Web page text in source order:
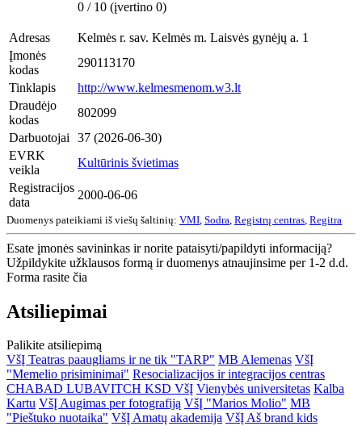
0 / 10 (įvertino 0)
Adresas
Kelmės r. sav. Kelmės m. Laisvės gynėjų a. 1
Įmonės
kodas
290113170
Tinklapis
http://www.kelmesmenom.w3.lt
Draudėjo
kodas
802099
Darbuotojai
37 (2026-06-30)
EVRK
veikla
Kultūrinis švietimas
Registracijos
data
2000-06-06
Duomenys pateikiami iš viešų šaltinių: VMI Sodra Registrų centras Regitra
Esate įmonės savininkas ir norite pataisyti/papildyti informaciją?
Užpildykite užklausos formą ir duomenys atnaujinsime per 1-2 d.d.
Forma rasite čia
Atsiliepimai
Palikite atsiliepimą
VšĮ Teatras paaugliams ir ne tik "TARP" MB Alemenas VšĮ
"Memelio prisiminimai" Resocializacijos ir integracijos centras
CHABAD LUBAVITCH KSD VšĮ Vienybės universitetas Kalba
Kartu VšĮ Augimas per fotografiją VšĮ "Marios Molio" MB
"Pieštuko nuotaika" VšĮ Amatų akademija VšĮ Aš brand kids